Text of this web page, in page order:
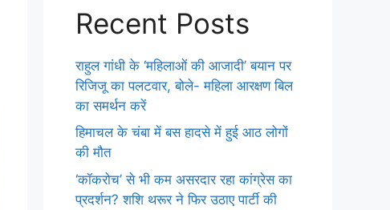
Recent Posts
राहुल गांधी के ‘महिलाओं की आजादी’ बयान पर
रिजिजू का पलटवार, बोले- महिला आरक्षण बिल
का समर्थन करें
हिमाचल के चंबा में बस हादसे में हुई आठ लोगों
की मौत
‘कॉकरोच’ से भी कम असरदार रहा कांग्रेस का
प्रदर्शन? शशि थरूर ने फिर उठाए पार्टी की